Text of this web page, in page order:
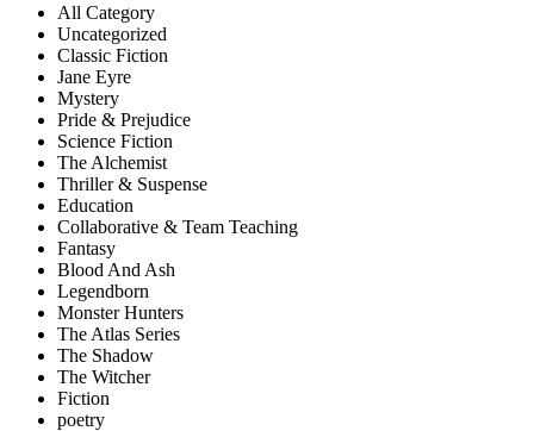
All Category
Uncategorized
Classic Fiction
Jane Eyre
Mystery
Pride & Prejudice
Science Fiction
The Alchemist
Thriller & Suspense
Education
Collaborative & Team Teaching
Fantasy
Blood And Ash
Legendborn
Monster Hunters
The Atlas Series
The Shadow
The Witcher
Fiction
poetry